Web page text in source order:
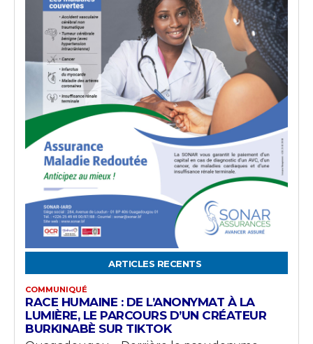
ARTICLES RECENTS
COMMUNIQUÉ
RACE HUMAINE : DE L’ANONYMAT À LA
LUMIÈRE, LE PARCOURS D’UN CRÉATEUR
BURKINABÈ SUR TIKTOK